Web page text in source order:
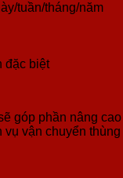
tuần/tháng/năm
đặc biệt
góp phần nâng
vận chuyển